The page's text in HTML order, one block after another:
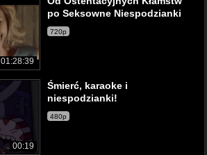
01:28:39
po Seksowne Niespodzianki
720p
00:19
Śmierć, karaoke i
niespodzianki!
480p